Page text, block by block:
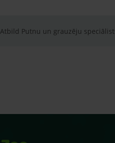
Atbild Putnu un grauzēju